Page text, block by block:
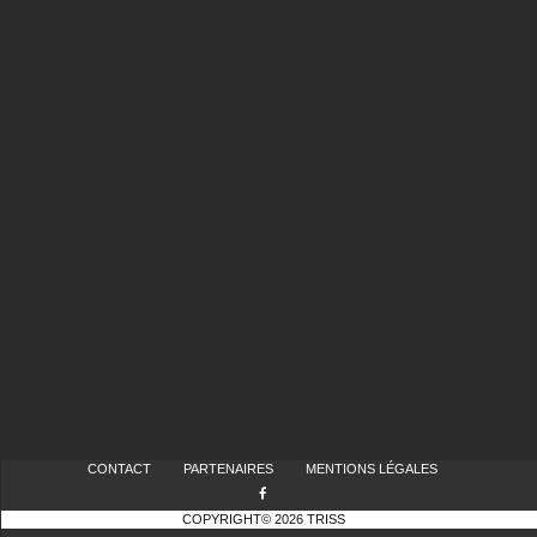
CONTACT PARTENAIRES MENTIONS LÉGALES
COPYRIGHT© 2026 TRISS